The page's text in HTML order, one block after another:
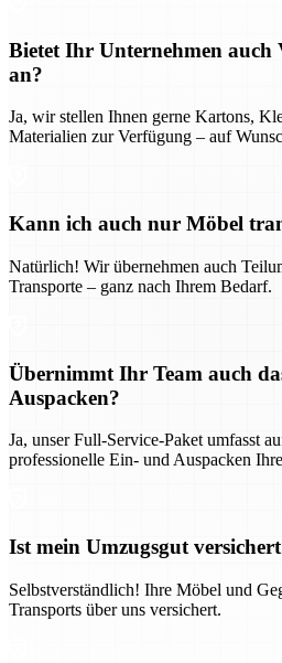
Bietet Ihr Unternehmen auch
an?
Ja, wir stellen Ihnen gerne Kartons,
Materialien zur Verfügung – auf
Kann ich auch nur Möbel
Natürlich! Wir übernehmen auch
Transporte – ganz nach Ihrem Bedarf.
Übernimmt Ihr Team auch
Auspacken?
Ja, unser Full-Service-Paket umfasst
professionelle Ein- und Auspacken
Ist mein Umzugsgut
Selbstverständlich! Ihre Möbel und
Transports über uns versichert.